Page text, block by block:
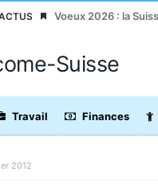
Voeux 2026 : la
Travail Finances
2012